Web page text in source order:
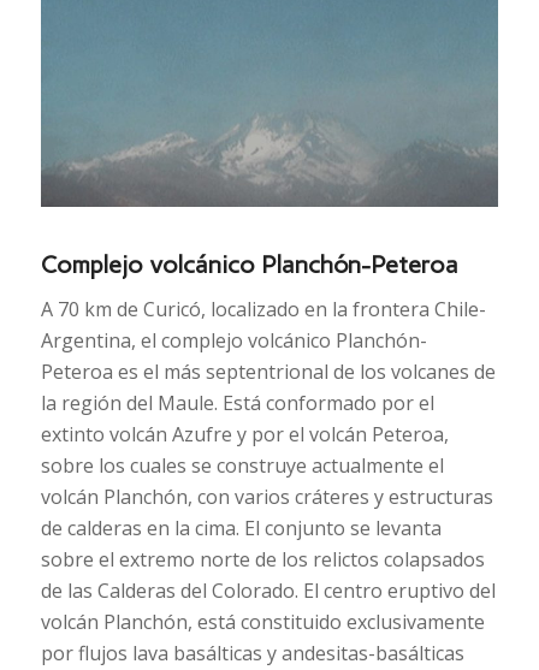
Complejo volcánico Planchón-Peteroa
A 70 km de Curicó, localizado en la frontera Chile-
Argentina, el complejo volcánico Planchón-
Peteroa es el más septentrional de los volcanes de
la región del Maule. Está conformado por el
extinto volcán Azufre y por el volcán Peteroa,
sobre los cuales se construye actualmente el
volcán Planchón, con varios cráteres y estructuras
de calderas en la cima. El conjunto se levanta
sobre el extremo norte de los relictos colapsados
de las Calderas del Colorado. El centro eruptivo del
volcán Planchón, está constituido exclusivamente
por flujos lava basálticas y andesitas-basálticas